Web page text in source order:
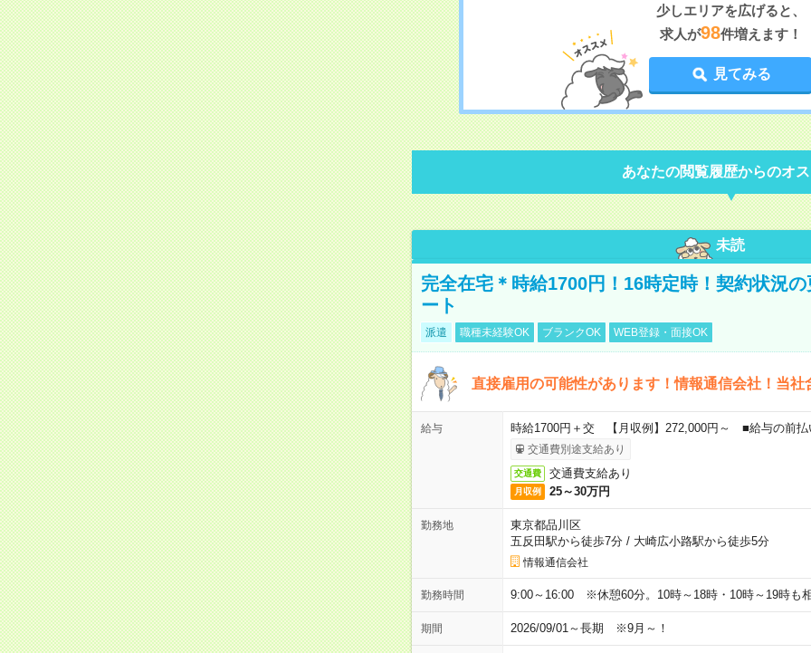
少しエリアを広げると、
求人が98件増えます！
見てみる
あなたの閲覧履歴からのオ
未読
完全在宅＊時給1700円！16時定時！契約状況
ート
派遣 職種未経験OK ブランクOK WEB登録・面接OK
直接雇用の可能性があります！情報通信会社！当
給与 時給1700円＋交 【月収例】272,000円～ ■給与の前払
交通費別途支給あり
交通費 交通費支給あり
月収例 25～30万円
勤務地
東京都品川区
五反田駅から徒歩7分/ 大崎広小路駅から徒歩5分
情報通信会社
勤務時間 9:00～16:00 ※休憩60分。10時～18時・10時～19時も
期間 2026/09/01～長期 ※9月～！